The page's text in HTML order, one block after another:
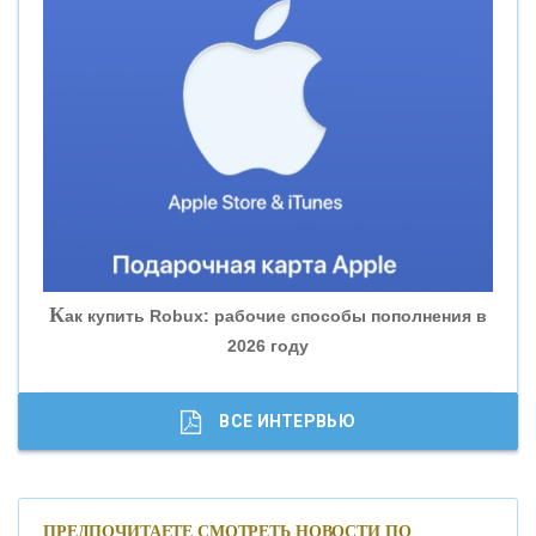
«ВНЕШПРОМБАНК»
«БАНК ГЛОБЭКС»
«СОВКОМБАНК»
«ГАЗПРОМБАНК»
«МОСКОВСКИЙ КРЕДИТНЫЙ БАНК»
Как купить Robux: рабочие способы пополнения в
2026 году
ВСЕ ИНТЕРВЬЮ
ПРЕДПОЧИТАЕТЕ СМОТРЕТЬ НОВОСТИ ПО